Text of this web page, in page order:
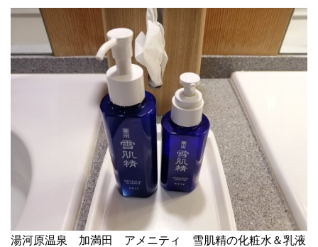
湯河原温泉 加満田 アメニティ 雪肌精の化粧水＆乳液